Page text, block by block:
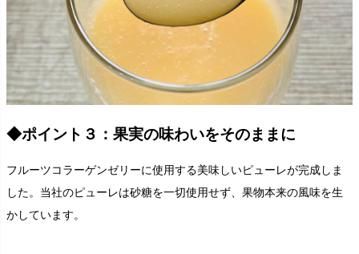
◆ポイント３：果実の味わいをそのままに
フルーツコラーゲンゼリーに使用する美味しいピューレが完成しま
した。当社のピューレは砂糖を一切使用せず、果物本来の風味を生
かしています。